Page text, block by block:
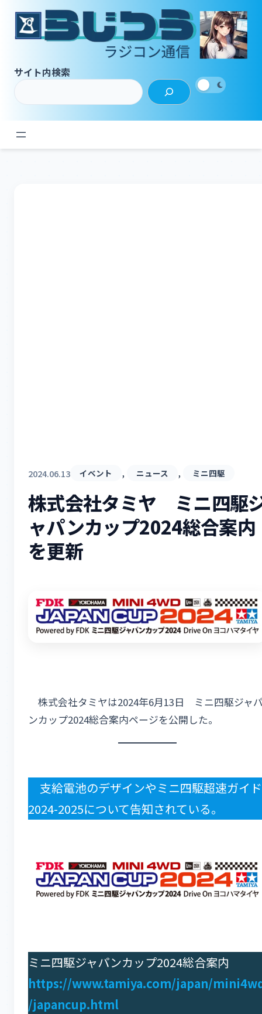
サイト内検索
2024.06.13 イベント , ニュース , ミニ四駆
株式会社タミヤ ミニ四駆
ャパンカップ2024総合案内
を更新
株式会社タミヤは2024年6月13日 ミニ四駆ジャ
ンカップ2024総合案内ページを公開した。
支給電池のデザインやミニ四駆超速ガイド
2024-2025について告知されている。
ミニ四駆ジャパンカップ2024総合案内
https://www.tamiya.com/japan/
/japancup.html